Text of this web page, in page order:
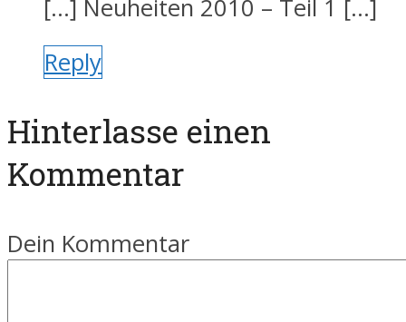
[…] Neuheiten 2010 – Teil 1 […]
Reply
Hinterlasse einen
Kommentar
Dein Kommentar